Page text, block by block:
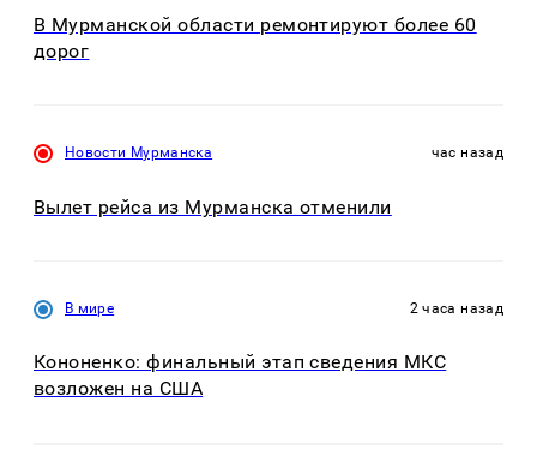
В Мурманской области ремонтируют более 60
дорог
Новости Мурманска час назад
Вылет рейса из Мурманска отменили
В мире 2 часа назад
Кононенко: финальный этап сведения МКС
возложен на США